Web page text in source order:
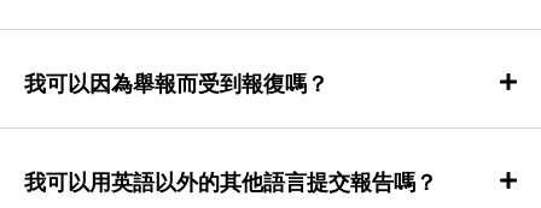
我可以因為舉報而受到報復嗎？
我可以用英語以外的其他語言提交報告嗎？